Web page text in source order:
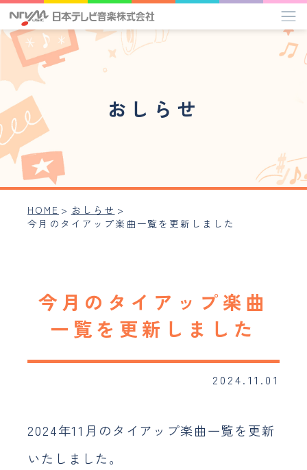
タイアップ楽曲一覧
アーティスト
採用情報
おしらせ
HOME > おしらせ >
今月のタイアップ楽曲一覧を更新しました
今月のタイアップ楽曲
一覧を更新しました
2024.11.01
2024年11月のタイアップ楽曲一覧を更新
いたしました。